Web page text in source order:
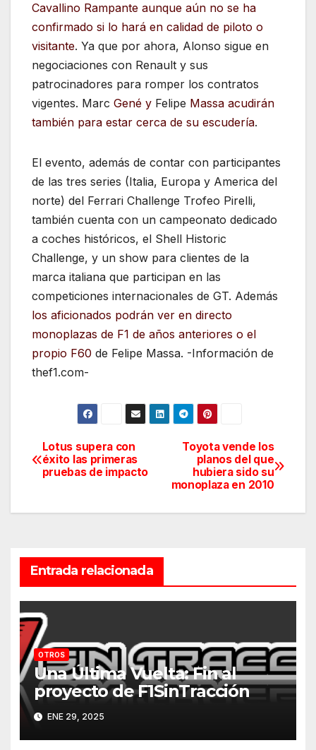
Cavallino Rampante aunque aún no se ha
confirmado si lo hará en calidad de piloto o
visitante. Ya que por ahora, Alonso sigue en
negociaciones con Renault y sus
patrocinadores para romper los contratos
vigentes. Marc Gené y Felipe Massa acudirán
también para estar cerca de su escudería.
El evento, además de contar con participantes
de las tres series (Italia, Europa y America del
norte) del Ferrari Challenge Trofeo Pirelli,
también cuenta con un campeonato dedicado
a coches históricos, el Shell Historic
Challenge, y un show para clientes de la
marca italiana que participan en las
competiciones internacionales de GT. Además
los aficionados podrán ver en directo
monoplazas de F1 de años anteriores o el
propio F60 de Felipe Massa. -Información de
thef1.com-
Navegación
de
entradas
Toyota vende los
planos del que
hubiera sido su
monoplaza en 2010
Lotus supera con
éxito las primeras
pruebas de impacto
Entrada relacionada
OTROS
Una Última Vuelta: Fin al
proyecto de F1SinTracción
ENE 29, 2025